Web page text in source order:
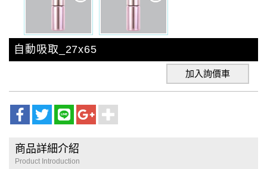
自動吸取_27x65
加入詢價車
商品詳細介紹
Product Introduction